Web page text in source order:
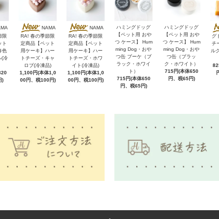
限
ト
色
(冷
)
NAMA
RA! 春の季節限
定商品【ペット
用ケーキ】ハー
トチーズ・キャ
ロブ(冷凍品)
1,100円(本体1,0
00円、税100円)
NAMA
RA! 春の季節限
定商品【ペット
用ケーキ】ハー
トチーズ・ホワ
イト(冷凍品)
1,100円(本体1,0
00円、税100円)
ハミングドッグ
【ペット用 おや
つ ケース】 Hum
ming Dog・おや
つ缶 ブーケ（ブ
ラック・ホワイ
ト）
715円(本体650
円、税65円)
ハミングドッグ
【ペット用 おや
つ ケース】 Hum
ming Dog・おや
つ缶（ブラッ
ク・ホワイト）
715円(本体650
円、税65円)
グ
チ
ル